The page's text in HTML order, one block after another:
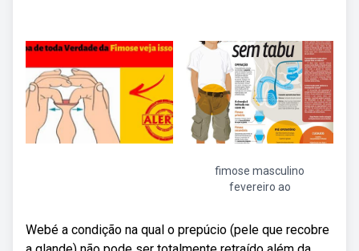
fimose masculino
fevereiro ao
Webé a condição na qual o prepúcio (pele que recobre